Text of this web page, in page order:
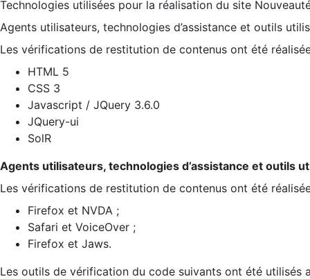
Technologies utilisées pour la réalisation du site
Agents utilisateurs, technologies d’assistance et outils
Les vérifications de restitution de contenus ont été
HTML 5
CSS 3
Javascript / JQuery 3.6.0
JQuery-ui
SolR
Agents utilisateurs, technologies d’assistance et outils
Les vérifications de restitution de contenus ont été
Firefox et NVDA ;
Safari et VoiceOver ;
Firefox et Jaws.
Les outils de vérification du code suivants ont été utilisés